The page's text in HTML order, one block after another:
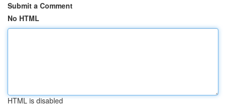
Submit a Comment
No HTML
HTML is disabled